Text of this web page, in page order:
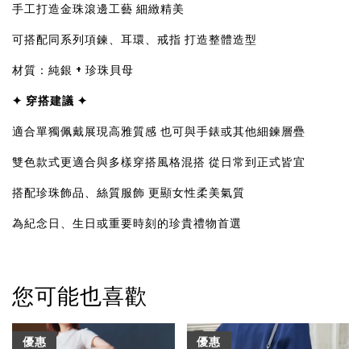
手工打造金珠滾邊工藝 細緻精美
可搭配同系列項鍊、耳環、戒指 打造整體造型
材質：純銀 + 珍珠貝母
✦ 穿搭建議 ✦
適合單獨佩戴展現高雅質感 也可與手錶或其他細鍊層疊
雙色款式更適合與多樣穿搭風格混搭 從日常到正式皆宜
搭配珍珠飾品、絲質服飾 更顯女性柔美氣質
為紀念日、生日或重要時刻的珍貴禮物首選
您可能也喜歡
優惠 優惠